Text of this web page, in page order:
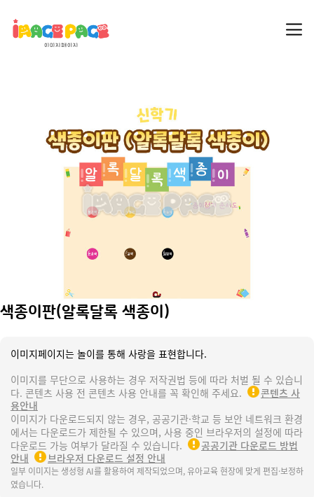
색종이판(알록달록 색종이)
이미지페이지는 놀이를 통해 사랑을 표현합니다.
이미지를 무단으로 사용하는 경우 저작권법 등에 따라 처벌 될 수 있습니
다. 콘텐츠 사용 전 콘텐츠 사용 안내를 꼭 확인해 주세요.
콘텐츠 사
용안내
이미지가 다운로드되지 않는 경우, 공공기관·학교 등 보안 네트워크 환경
에서는 다운로드가 제한될 수 있으며, 사용 중인 브라우저의 설정에 따라
다운로드 가능 여부가 달라질 수 있습니다.
공공기관 다운로드 방법
안내
브라우저 다운로드 설정 안내
일부 이미지는 생성형 AI를 활용하여 제작되었으며, 유아교육 현장에 맞게 편집·보정하
였습니다.